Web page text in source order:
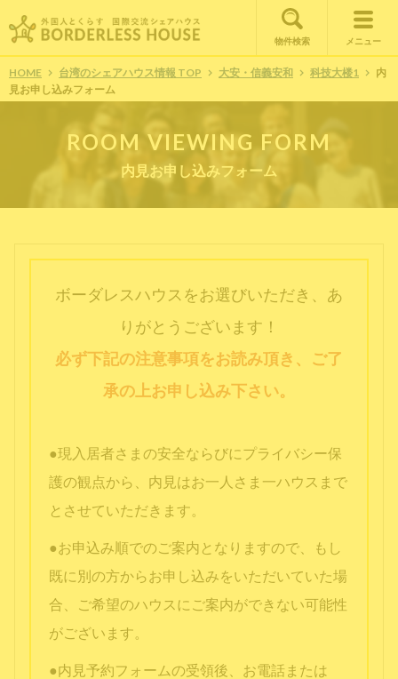
物件検索 メニュー
HOME 台湾のシェアハウス情報 TOP 大安・信義安和 科技大楼1
内
見お申し込みフォーム
ROOM VIEWING FORM
内見お申し込みフォーム
ボーダレスハウスをお選びいただき、あ
りがとうございます！
必ず下記の注意事項をお読み頂き、ご了
承の上お申し込み下さい。
●現入居者さまの安全ならびにプライバシー保
護の観点から、内見はお一人さま一ハウスまで
とさせていただきます。
●お申込み順でのご案内となりますので、もし
既に別の方からお申し込みをいただいていた場
合、ご希望のハウスにご案内ができない可能性
がございます。
●内見予約フォームの受領後、お電話または